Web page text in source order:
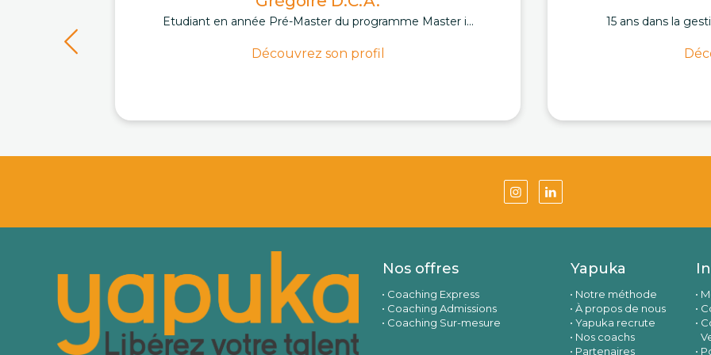
Etudiant en année Pré-Master du programme Master i...
Découvrez son profil
15 ans dans la
Nos offres
Coaching Express
Coaching Admissions
Coaching Sur-mesure
Yapuka
Notre méthode
À propos de nous
Yapuka recrute
Nos coachs
Partenaires